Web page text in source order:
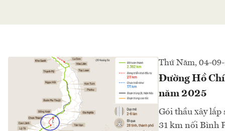
Thứ Năm, 04-
Đường Hồ
năm 2025
Gói thầu xây
31 km nối Bình